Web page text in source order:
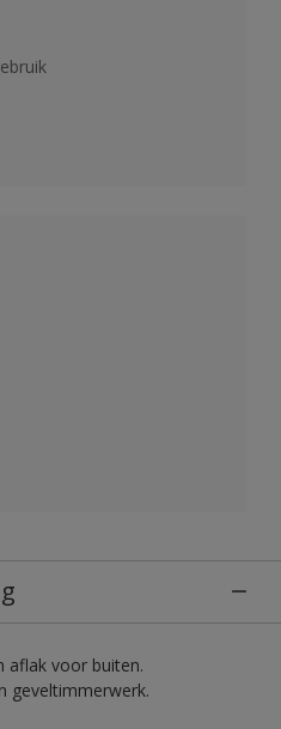
aflak voor buiten.
geveltimmerwerk.